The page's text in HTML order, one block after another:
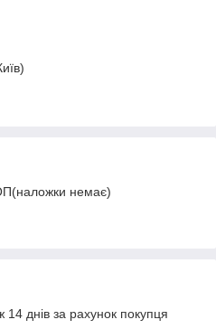
немає)
днів за рахунок покупця